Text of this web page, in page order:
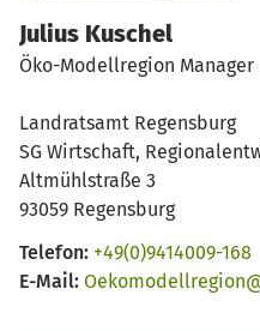
Julius Kuschel
Öko-Modellregion Manager
Landratsamt Regensburg
SG Wirtschaft,
Altmühlstraße 3
93059 Regensburg
Telefon: +49(0)9414009-168
E-Mail: